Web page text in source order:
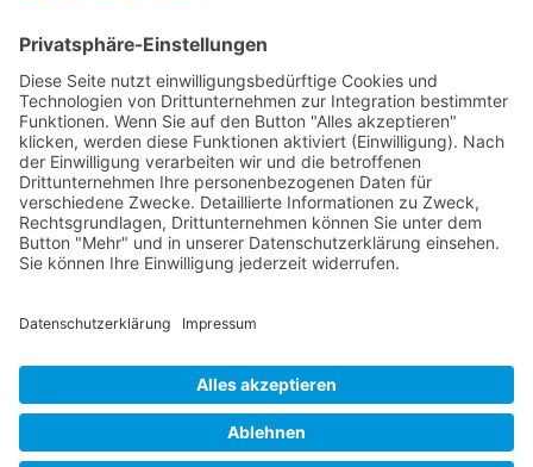
Systeme. Unternehmen, die frühzeitig auf
diese Entwicklungen setzen, verschaffen
sich einen Wettbewerbsvorteil im Umgang
mit unvermeidlichen Geschäftskonflikten.
© 2026 Frank Hartung Ihr Mediator bei Konflikten in Familie,
263 Bewertungen auf ProvenExpert.com